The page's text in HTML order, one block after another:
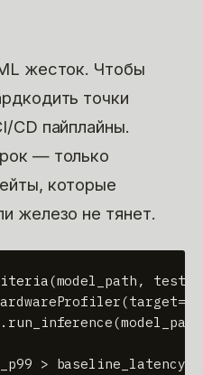
жесток. Чтобы
точки
CD пайплайны.
— только
которые
железо не тянет.
(model_path,
> baseline_latency: